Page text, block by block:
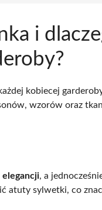
i
kobiecej
wzorów oraz
elegancji, a
atuty sylwetki, co